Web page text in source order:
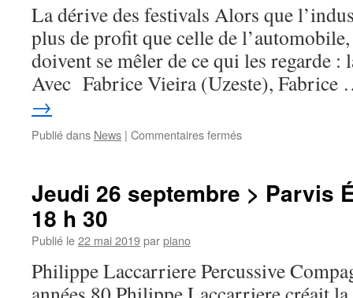
h
30
La dérive des festivals Alors que
plus de profit que celle de
doivent se mêler de ce qui les regarde
Avec Fabrice Vieira (Uzeste),
→
Publié dans News | Commentaires ferméssur
>
19h
Jeudi 26 septembre > Parvis
18 h 30
Publié le22 mai 2019parpiano
Philippe Laccarriere Percussive